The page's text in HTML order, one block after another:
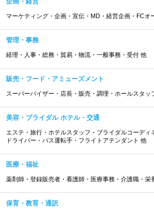
マーケティング・企画・宣伝・MD・経営企画・FCオ
管理・事務
経理・人事・総務・貿易・物流・一般事務・受付 他
販売・フード・アミューズメント
スーパーバイザー・店長・販売・調理・ホールスタッ
美容・ブライダル ホテル・交通
エステ・旅行・ホテルスタッフ・ブライダルコーディ
ドライバー・バス運転手・フライトアテンダント 他
医療・福祉
薬剤師・登録販売者・看護師・医療事務・介護職・栄
保育・教育・通訳